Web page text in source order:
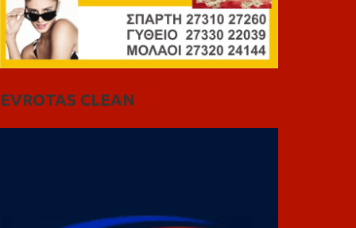
EVROTAS CLEAN